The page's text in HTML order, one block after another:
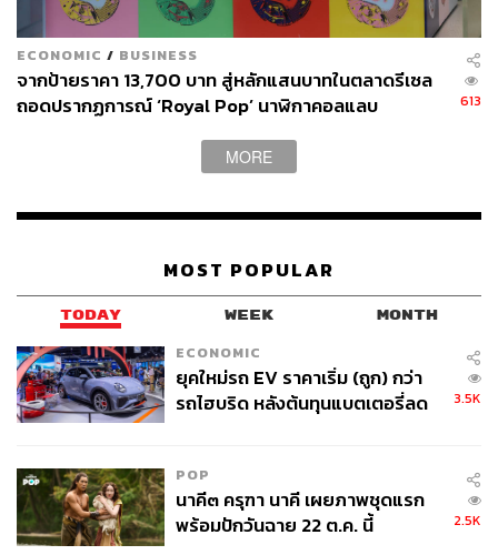
ภาพนี้คือผลงานของ Banksy จากปี 2009 และเคยครองสถิติ
ภาพที่แพงที่สุดของเขาอยู่เกือบ 2 ปี โดยเป็นภาพชิมแปนซีทำ
หน้าที่ผู้แทนราษฎรในรัฐสภาสหราชอาณาจักร มีความกว้าง
สตรีทอาร์ตชื่อดังคนนี้เลยทีเดียว ในเดือนตุลาคมปี 2019 คาด
การณ์กันว่า Devolved Parliament จะมีราคาอยู่ที่ราวๆ 81
ล้านบาท แต่ก็ปิดการประมูลได้ที่ราคา 407 ล้านบาท
ECONOMIC / BUSINESS
จากป้ายราคา 13,700 บาท สู่หลักแสนบาทในตลาดรีเซล
ถอดปรากฏการณ์ ‘Royal Pop’ นาฬิกาคอลแลบ
613
MORE
MOST POPULAR
TODAY WEEK MONTH
ECONOMIC
ยุคใหม่รถ EV ราคาเริ่ม (ถูก) กว่า
รถไฮบริด หลังต้นทุนแบตเตอรี่ลด
3.5K
POP
นาคี๓ ครุฑา นาคี เผยภาพชุดแรก
พร้อมปักวันฉาย 22 ต.ค. นี้
2.5K